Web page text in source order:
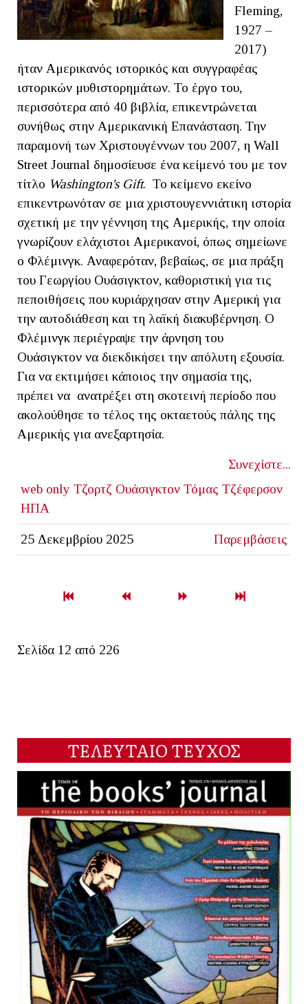
Fleming,
1927 –
2017)
ήταν Αμερικανός ιστορικός και συγγραφέας
ιστορικών μυθιστορημάτων. Το έργο του,
περισσότερα από 40 βιβλία, επικεντρώνεται
συνήθως στην Αμερικανική Επανάσταση. Την
παραμονή των Χριστουγέννων του 2007, η Wall
Street Journal δημοσίευσε ένα κείμενό του με τον
τίτλο Washington's Gift. Το κείμενο εκείνο
επικεντρωνόταν σε μια χριστουγεννιάτικη ιστορία
σχετική με την γέννηση της Αμερικής, την οποία
γνωρίζουν ελάχιστοι Αμερικανοί, όπως σημείωνε
ο Φλέμινγκ. Αναφερόταν, βεβαίως, σε μια πράξη
του Γεωργίου Ουάσιγκτον, καθοριστική για τις
πεποιθήσεις που κυριάρχησαν στην Αμερική για
την αυτοδιάθεση και τη λαϊκή διακυβέρνηση. Ο
Φλέμινγκ περιέγραψε την άρνηση του
Ουάσιγκτον να διεκδικήσει την απόλυτη εξουσία.
Για να εκτιμήσει κάποιος την σημασία της,
πρέπει να ανατρέξει στη σκοτεινή περίοδο που
ακολούθησε το τέλος της οκταετούς πάλης της
Αμερικής για ανεξαρτησία.
Συνεχίστε...
web only Τζορτζ Ουάσιγκτον Τόμας Τζέφερσον
ΗΠΑ
25 Δεκεμβρίου 2025 Παρεμβάσεις
Σελίδα 12 από 226
ΤΕΛΕΥΤΑΙΟ ΤΕΥΧΟΣ